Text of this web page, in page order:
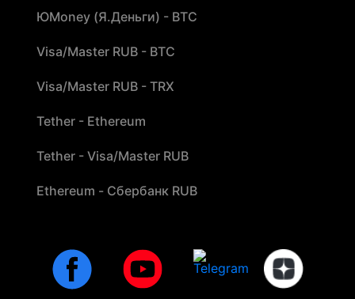
ЮMoney (Я.Деньги) - BTC
Visa/Master RUB - BTC
Visa/Master RUB - TRX
Tether - Ethereum
Tether - Visa/Master RUB
Ethereum - Сбербанк RUB